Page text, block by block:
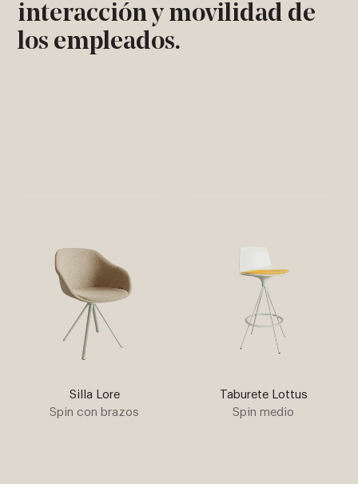
interacción y movilidad de
los empleados.
Silla Lore
Spin con brazos
Taburete Lottus
Spin medio